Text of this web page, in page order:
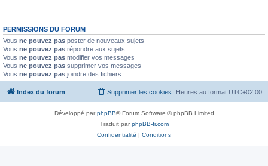
PERMISSIONS DU FORUM
Vous ne pouvez pas poster de nouveaux sujets
Vous ne pouvez pas répondre aux sujets
Vous ne pouvez pas modifier vos messages
Vous ne pouvez pas supprimer vos messages
Vous ne pouvez pas joindre des fichiers
Index du forum Heures au format UTC+02:00
Supprimer les cookies
Développé parphpBB® Forum Software © phpBB Limited
Traduit parphpBB-fr.com
Confidentialité | Conditions